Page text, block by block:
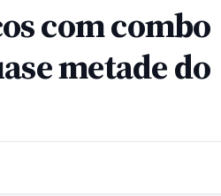
com combo
metade do